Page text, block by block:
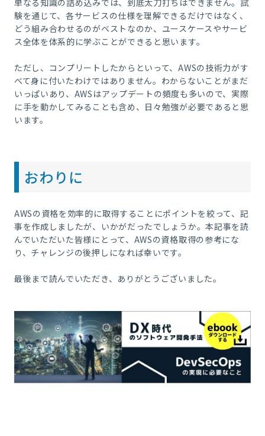
単なる知識の詰め込みでは、到底太刀打ちはできません。試
験を通じて、各サービスの仕様を理解できるだけではなく、
どう組み合わせるのがベストなのか、ユースケースやサービ
ス全体を体系的に学ぶことができると思います。
ただし、コンプリートしたからといって、AWSの技術力がす
べて身に付いたわけではありません。わからないことがまだ
いっぱいあり、AWSはアップデートの頻度も多いので、実際
に手を動かしてみることも含め、日々勉強が必要であると思
います。
おわりに
AWSの資格を効率的に取得することにポイントを絞って、記
事を作成しましたが、いかがだったでしょうか。本記事を読
んでいただいた皆様にとって、AWSの資格取得の参考にな
り、チャレンジの後押しになれば幸いです。
最後まで読んでいただき、ありがとうございました。